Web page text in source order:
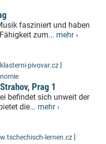
fasziniert und haben
zum... mehr ›
pivovar.cz |
Prag 1
befindet sich unweit der
die... mehr ›
lernen.cz |